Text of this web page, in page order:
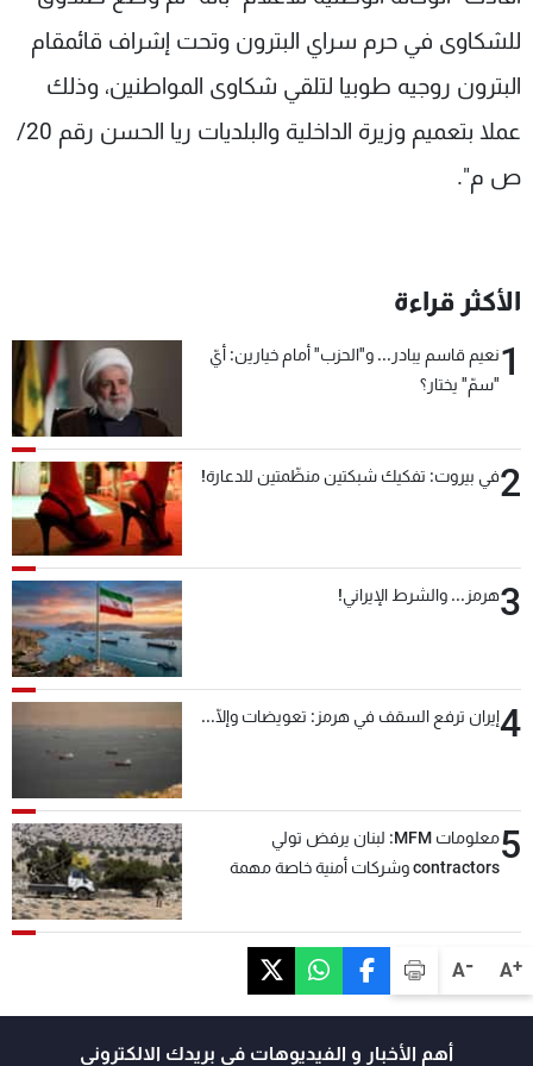
A+
A-
للشكاوى في حرم سراي البترون وتحت إشراف قائمقام
البترون روجيه طوبيا لتلقي شكاوى المواطنين، وذلك
عملا بتعميم وزيرة الداخلية والبلديات ريا الحسن رقم 20/
ص م".
الأكثر قراءة
1نعيم قاسم يبادر... و"الحزب" أمام خيارين: أيّ
"سمّ" يختار؟
2في بيروت: تفكيك شبكتين منظّمتين للدعارة!
3هرمز... والشرط الإيراني!
4إيران ترفع السقف في هرمز: تعويضات وإلّا...
5
معلومات MFM: لبنان يرفض تولي
contractors وشركات أمنية خاصة مهمة
أهم الأخبار و الفيديوهات في بريدك الالكتروني
شاهد البرامج
الترددات
عن MTV
لاعلاناتكم
وظائف